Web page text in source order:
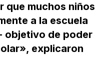
que muchos niños
a la escuela
objetivo de poder
explicaron